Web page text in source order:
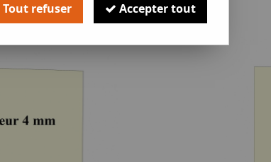
Tout refuser Accepter tout